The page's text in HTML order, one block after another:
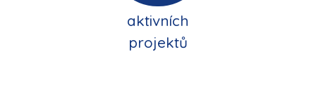
aktivních
projektů